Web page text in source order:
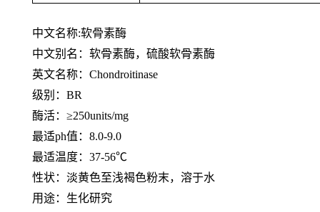
中文名称:软骨素酶
中文别名：软骨素酶，硫酸软骨素酶
英文名称： Chondroitinase
级别： BR
酶活：≥250units/mg
最适ph值： 8.0-9.0
最适温度： 37-56℃
性状：淡黄色至浅褐色粉末，溶于水
用途：生化研究